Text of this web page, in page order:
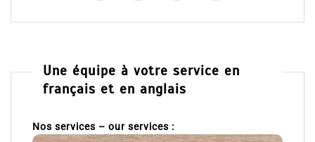
Une équipe à votre service en
français et en anglais
Nos services – our services :